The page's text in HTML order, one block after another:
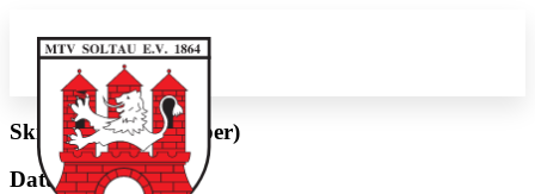
Ski, HK-V-1864 (silber)
Datum